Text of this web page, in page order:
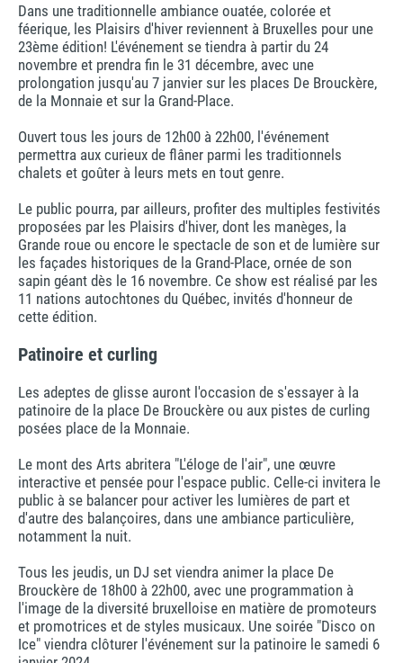
Dans une traditionnelle ambiance ouatée, colorée et
féerique, les Plaisirs d'hiver reviennent à Bruxelles pour une
23ème édition! L'événement se tiendra à partir du 24
novembre et prendra fin le 31 décembre, avec une
prolongation jusqu'au 7 janvier sur les places De Brouckère,
de la Monnaie et sur la Grand-Place.
Ouvert tous les jours de 12h00 à 22h00, l'événement
permettra aux curieux de flâner parmi les traditionnels
chalets et goûter à leurs mets en tout genre.
Le public pourra, par ailleurs, profiter des multiples festivités
proposées par les Plaisirs d'hiver, dont les manèges, la
Grande roue ou encore le spectacle de son et de lumière sur
les façades historiques de la Grand-Place, ornée de son
sapin géant dès le 16 novembre. Ce show est réalisé par les
11 nations autochtones du Québec, invités d'honneur de
cette édition.
Patinoire et curling
Les adeptes de glisse auront l'occasion de s'essayer à la
patinoire de la place De Brouckère ou aux pistes de curling
posées place de la Monnaie.
Le mont des Arts abritera "L'éloge de l'air", une œuvre
interactive et pensée pour l'espace public. Celle-ci invitera le
public à se balancer pour activer les lumières de part et
d'autre des balançoires, dans une ambiance particulière,
notamment la nuit.
Tous les jeudis, un DJ set viendra animer la place De
Brouckère de 18h00 à 22h00, avec une programmation à
l'image de la diversité bruxelloise en matière de promoteurs
et promotrices et de styles musicaux. Une soirée "Disco on
Ice" viendra clôturer l'événement sur la patinoire le samedi 6